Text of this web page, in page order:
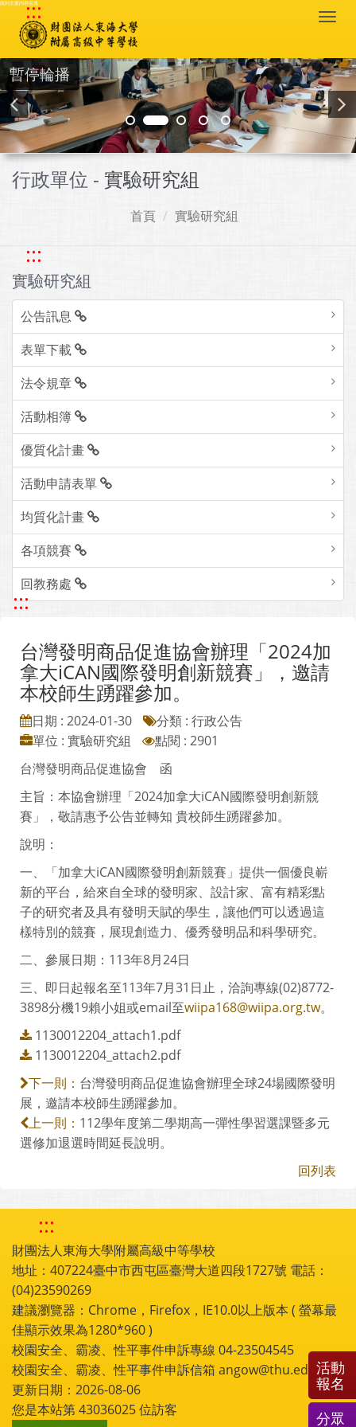
跳到主要內容區塊
:::
暫停輪播
行政單位 - 實驗研究組
首頁 實驗研究組
:::
實驗研究組
公告訊息
表單下載
法令規章
活動相簿
優質化計畫
活動申請表單
均質化計畫
各項競賽
回教務處
:::
台灣發明商品促進協會辦理「2024加
拿大iCAN國際發明創新競賽」，邀請
本校師生踴躍參加。
日期 : 2024-01-30
分類 : 行政公告
單位 : 實驗研究組
點閱 : 2901
台灣發明商品促進協會 函
主旨：本協會辦理「2024加拿大iCAN國際發明創新競
賽」，敬請惠予公告並轉知 貴校師生踴躍參加。
說明：
一、「加拿大iCAN國際發明創新競賽」提供一個優良嶄
新的平台，給來自全球的發明家、設計家、富有精彩點
子的研究者及具有發明天賦的學生，讓他們可以透過這
樣特別的競賽，展現創造力、優秀發明品和科學研究。
二、參展日期：113年8月24日
三、即日起報名至113年7月31日止，洽詢專線(02)8772-
3898分機19賴小姐或email至wiipa168@wiipa.org.tw。
1130012204_attach1.pdf
1130012204_attach2.pdf
下一則： 台灣發明商品促進協會辦理全球24場國際發明
展，邀請本校師生踴躍參加。
上一則： 112學年度第二學期高一彈性學習選課暨多元
選修加退選時間延長說明。
回列表
:::
財團法人東海大學附屬高級中等學校
地址：407224臺中市西屯區臺灣大道四段1727號 電話：
(04)23590269
建議瀏覽器：Chrome，Firefox，IE10.0以上版本 ( 螢幕最
佳顯示效果為1280*960 )
校園安全、霸凌、性平事件申訴專線 04-23504545
校園安全、霸凌、性平事件申訴信箱 angow@thu.edu.tw
更新日期：2026-08-06
您是本站第43036025位訪客
活動
報名
分眾